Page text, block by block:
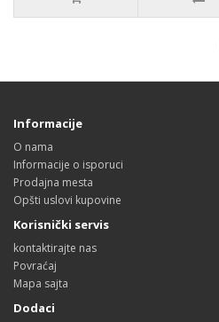
Informacije
O nama
Informacije o isporuci
Prodajna mesta
Opšti uslovi kupovine
Korisnički servis
kontaktirajte nas
Povraćaj
Mapa sajta
Dodaci